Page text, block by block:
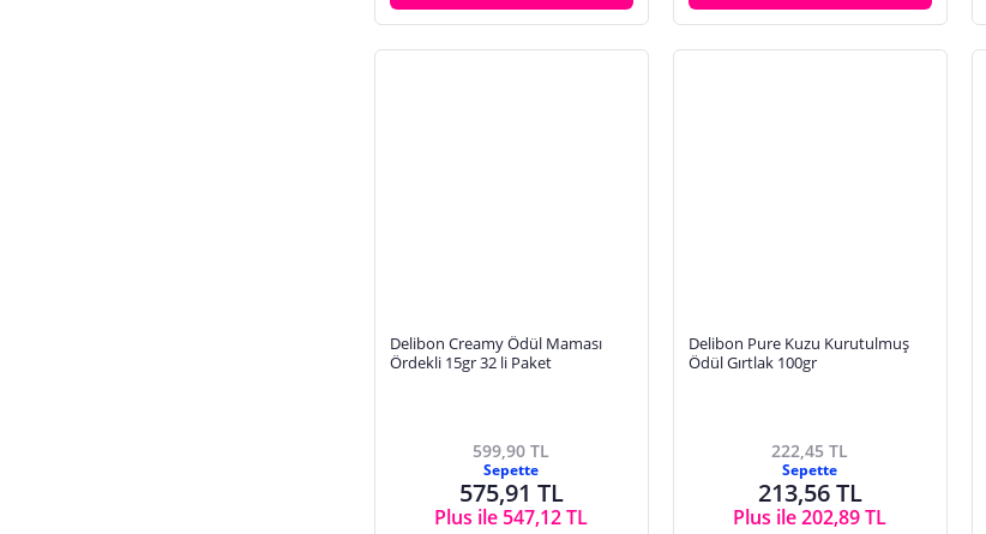
Delibon Creamy Ödül Maması
Ördekli 15gr 32 li Paket
599,90 TL
Sepette
575,91 TL
Plus ile 547,12 TL
Delibon Pure Kuzu Kurutulmuş
Ödül Gırtlak 100gr
222,45 TL
Sepette
213,56 TL
Plus ile 202,89 TL